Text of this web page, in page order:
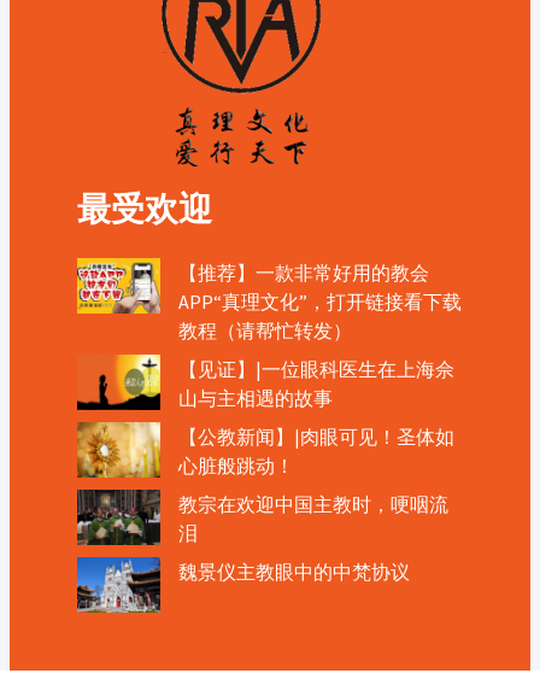
最受欢迎
【推荐】一款非常好用的教会
APP“真理文化”，打开链接看下载
教程（请帮忙转发）
【见证】|一位眼科医生在上海佘
山与主相遇的故事
【公教新闻】|肉眼可见！圣体如
心脏般跳动！
教宗在欢迎中国主教时，哽咽流
泪
魏景仪主教眼中的中梵协议